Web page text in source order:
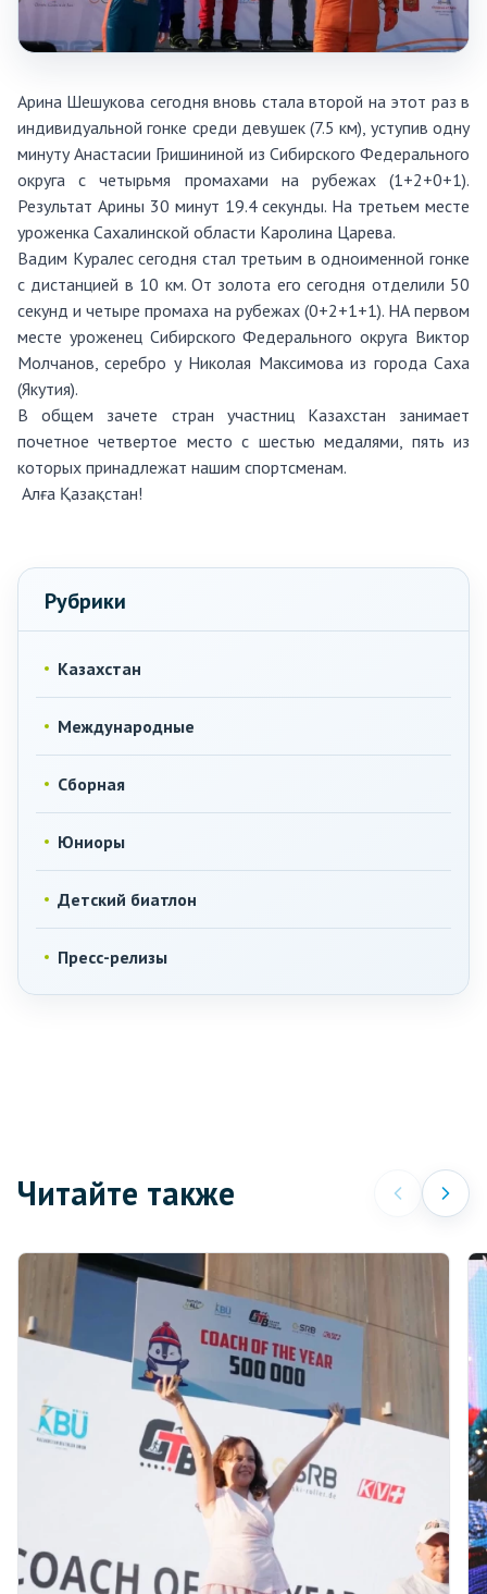
Арина Шешукова сегодня вновь стала второй на этот раз в
индивидуальной гонке среди девушек (7.5 км), уступив одну
минуту Анастасии Гришининой из Сибирского Федерального
округа с четырьмя промахами на рубежах (1+2+0+1).
Результат Арины 30 минут 19.4 секунды. На третьем месте
уроженка Сахалинской области Каролина Царева.
Вадим Куралес сегодня стал третьим в одноименной гонке
с дистанцией в 10 км. От золота его сегодня отделили 50
секунд и четыре промаха на рубежах (0+2+1+1). НА первом
месте уроженец Сибирского Федерального округа Виктор
Молчанов, серебро у Николая Максимова из города Саха
(Якутия).
В общем зачете стран участниц Казахстан занимает
почетное четвертое место с шестью медалями, пять из
которых принадлежат нашим спортсменам.
Алға Қазақстан!
Рубрики
Казахстан
Международные
Сборная
Юниоры
Детский биатлон
Пресс-релизы
Читайте также